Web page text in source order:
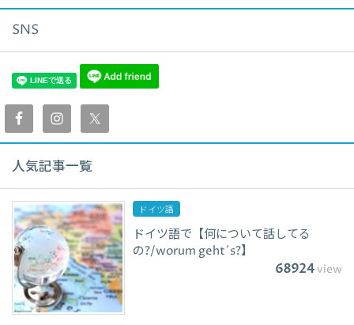
SNS
人気記事一覧
ドイツ語
ドイツ語で【何について話してる
の?/worum geht´s?】
68924view